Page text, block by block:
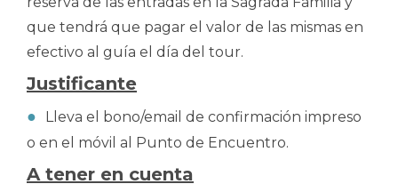
que tendrá que pagar el valor de las mismas en
efectivo al guía el día del tour.
Justificante
Lleva el bono/email de confirmación impreso
o en el móvil al Punto de Encuentro.
A tener en cuenta